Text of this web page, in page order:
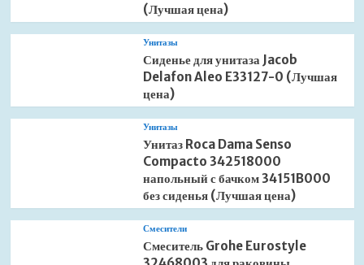
(Лучшая цена)
Унитазы
Сиденье для унитаза Jacob
Delafon Aleo E33127-0 (Лучшая
цена)
Унитазы
Унитаз Roca Dama Senso
Compacto 342518000
напольный с бачком 34151B000
без сиденья (Лучшая цена)
Смесители
Смеситель Grohe Eurostyle